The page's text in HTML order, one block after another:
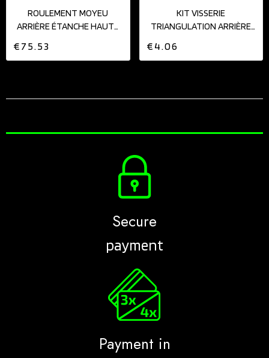
ROULEMENT MOYEU
ARRIÈRE ÉTANCHE HAUTE
€75.53
KIT VISSERIE
TRIANGULATION ARRIÈRE
€4.06
Secure
payment
Payment in